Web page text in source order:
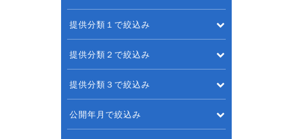
提供分類１で絞込み
提供分類２で絞込み
提供分類３で絞込み
公開年月で絞込み